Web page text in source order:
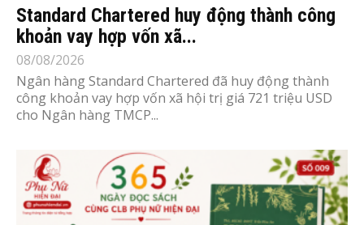
Standard Chartered huy động thành công
khoản vay hợp vốn xã...
08/08/2026
Ngân hàng Standard Chartered đã huy động thành
công khoản vay hợp vốn xã hội trị giá 721 triệu USD
cho Ngân hàng TMCP...